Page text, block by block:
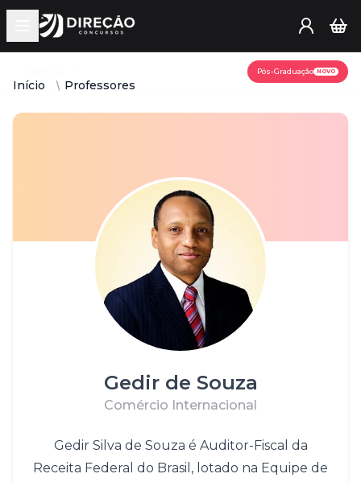
Open main menu
Pós-Graduação NOVO
Início Professores
Gedir de Souza
Comércio Internacional
Gedir Silva de Souza é Auditor-Fiscal da
Receita Federal do Brasil, lotado na Equipe de